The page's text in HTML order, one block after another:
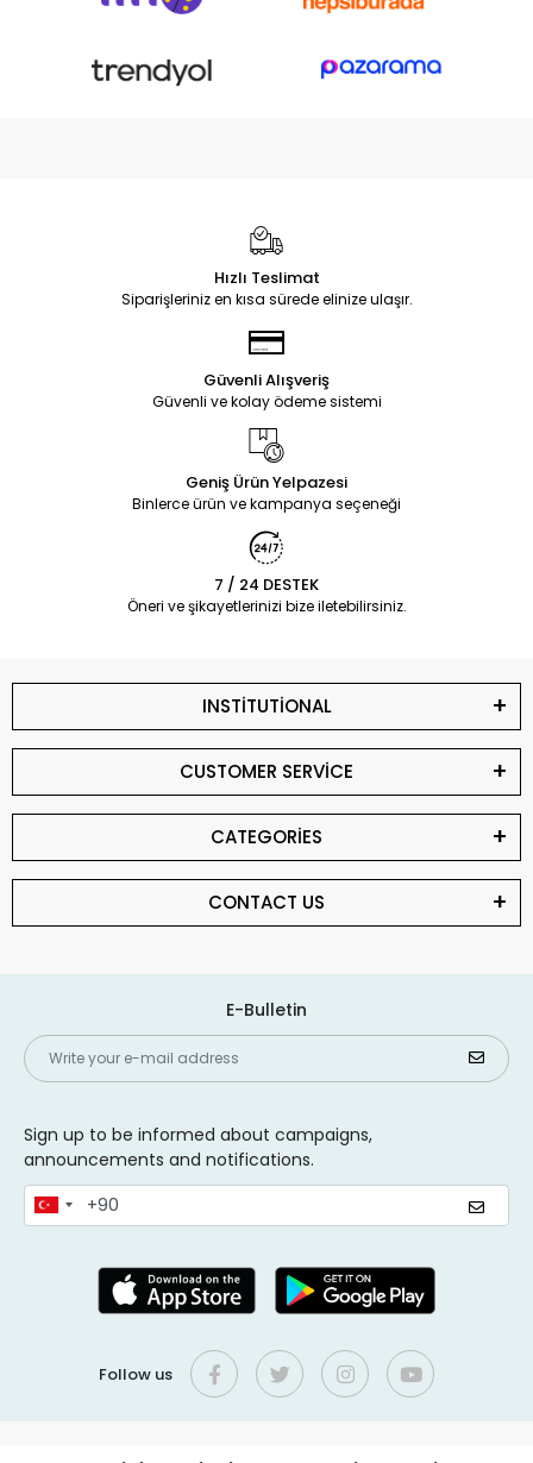
Hızlı Teslimat
Siparişleriniz en kısa sürede elinize ulaşır.
Güvenli Alışveriş
Güvenli ve kolay ödeme sistemi
Geniş Ürün Yelpazesi
Binlerce ürün ve kampanya seçeneği
7 / 24 DESTEK
Öneri ve şikayetlerinizi bize iletebilirsiniz.
INSTİTUTİONAL
CUSTOMER SERVİCE
CATEGORİES
CONTACT US
E-Bulletin
Sign up to be informed about campaigns,
announcements and notifications.
Follow us